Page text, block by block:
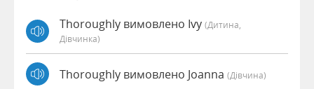
Thoroughly вимовлено Ivy (дитина,
Дівчинка)
Thoroughly вимовлено Joanna (дівчина)